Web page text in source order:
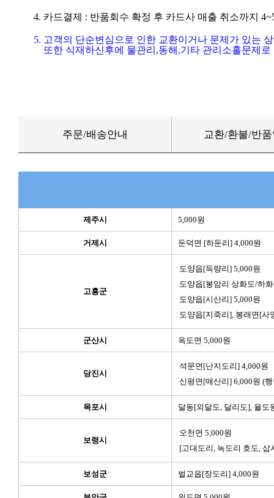
4. 카드결제 : 반품회수 확정 후 카드사 매출 취소까지
5. 고객의 단순변심으로 인한 교환이거나 문제가 있는
또한 식재하신후에 물관리,동해,기타 관리소홀문제로
주문/배송안내 교환/환불/반
제주시 5,000원
거제시 둔덕면 [하둔리] 4,000원
고흥군
도양읍[득량리] 5,000원
도양읍[봉암리 상화도/하
도양읍[시산리] 5,000원
도양읍[지죽리], 봉래면[사
군산시 옥도면 5,000원
당진시
석문면[난지도리] 4,000원
신평면[매산리] 6,000원 (
목포시 달동[외달도, 달리도], 율도
보령시
오천면 5,000원
[고대도리, 녹도리 호도,
보성군 벌교읍[장도리] 4,000원